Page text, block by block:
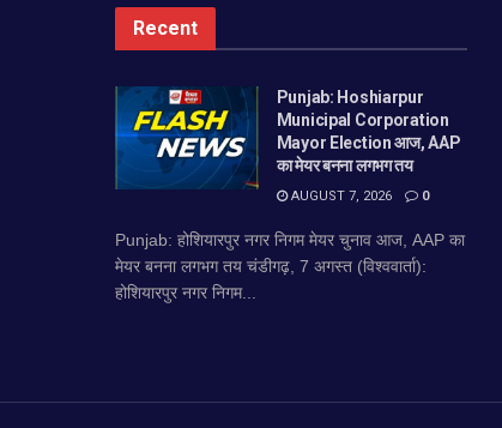
Recent
Punjab: Hoshiarpur
Municipal Corporation
Mayor Election आज, AAP
का मेयर बनना लगभग तय
AUGUST 7, 2026 0
Punjab: होशियारपुर नगर निगम मेयर चुनाव आज, AAP का
मेयर बनना लगभग तय चंडीगढ़, 7 अगस्त (विश्ववार्ता):
होशियारपुर नगर निगम...